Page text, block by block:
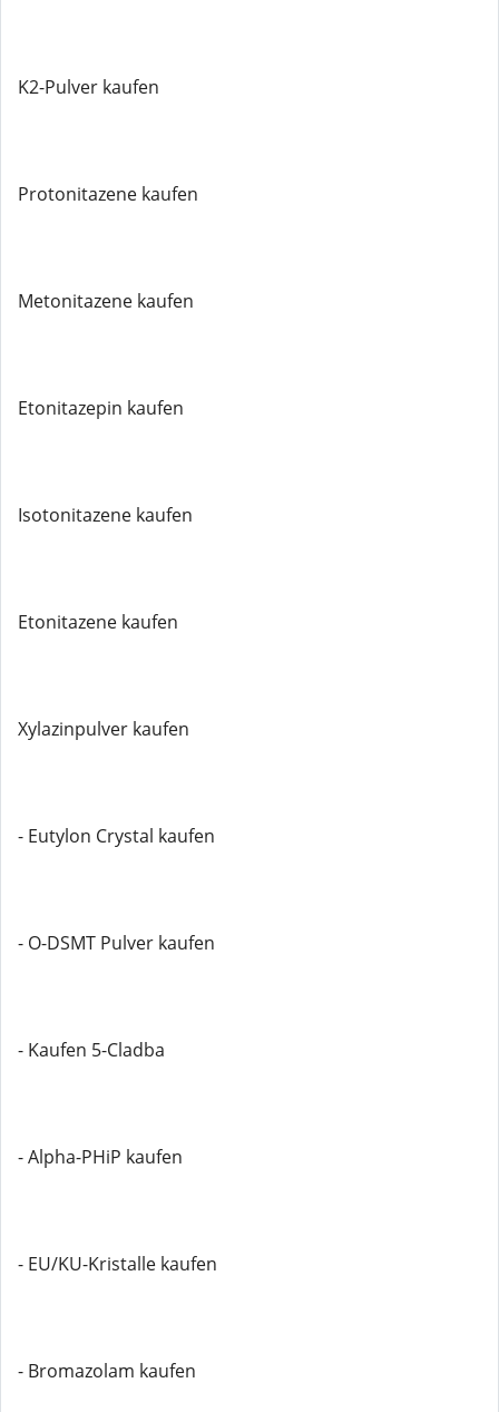
K2-Pulver kaufen
Protonitazene kaufen
Metonitazene kaufen
Etonitazepin kaufen
Isotonitazene kaufen
Etonitazene kaufen
Xylazinpulver kaufen
- Eutylon Crystal kaufen
- O-DSMT Pulver kaufen
- Kaufen 5-Cladba
- Alpha-PHiP kaufen
- EU/KU-Kristalle kaufen
- Bromazolam kaufen